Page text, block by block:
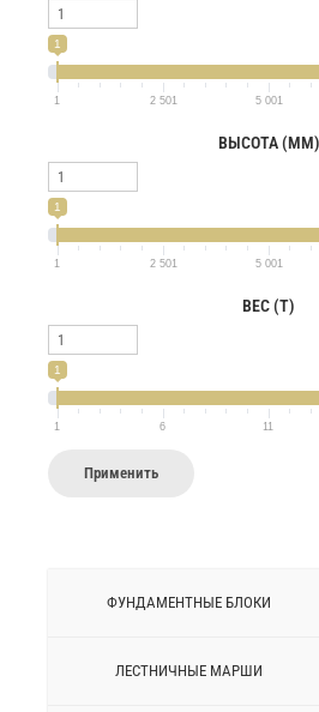
1
1 2 501 5 001
ВЫСОТА (ММ)
1
1 2 501 5 001
ВЕС (Т)
1
1 6 11
Применить
ФУНДАМЕНТНЫЕ БЛОКИ
ЛЕСТНИЧНЫЕ МАРШИ